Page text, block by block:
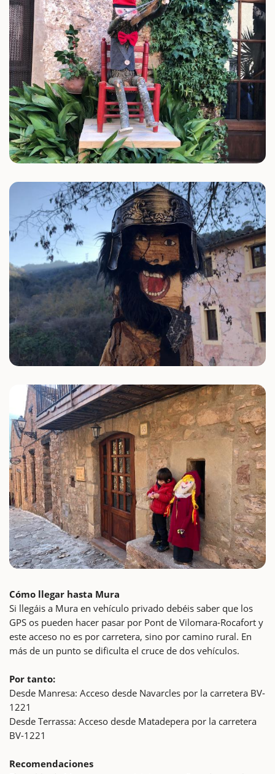
Cómo llegar hasta Mura
Si llegáis a Mura en vehículo privado debéis saber que los
GPS os pueden hacer pasar por Pont de Vilomara-Rocafort y
este acceso no es por carretera, sino por camino rural. En
más de un punto se dificulta el cruce de dos vehículos.
Por tanto:
Desde Manresa: Acceso desde Navarcles por la carretera BV-
1221
Desde Terrassa: Acceso desde Matadepera por la carretera
BV-1221
Recomendaciones